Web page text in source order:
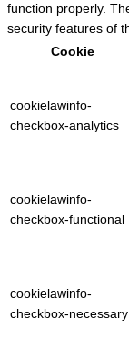
function properly.
security features of
Cookie
cookielawinfo-
checkbox-analytics
cookielawinfo-
checkbox-functional
cookielawinfo-
checkbox-necessary